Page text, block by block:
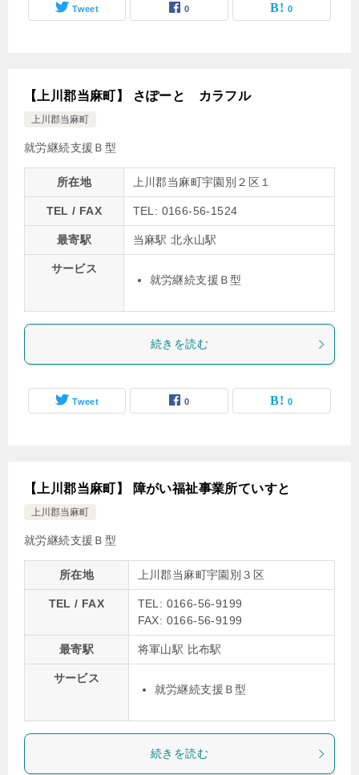
Tweet 0 0
【上川郡当麻町】 さぽーと カラフル
上川郡当麻町
就労継続支援Ｂ型
所在地 上川郡当麻町宇園別２区１
TEL / FAX TEL: 0166-56-1524
最寄駅 当麻駅 北永山駅
サービス
就労継続支援Ｂ型
続きを読む
Tweet 0 0
【上川郡当麻町】 障がい福祉事業所ていすと
上川郡当麻町
就労継続支援Ｂ型
所在地 上川郡当麻町宇園別３区
TEL / FAX
TEL: 0166-56-9199
FAX: 0166-56-9199
最寄駅 将軍山駅 比布駅
サービス
就労継続支援Ｂ型
続きを読む